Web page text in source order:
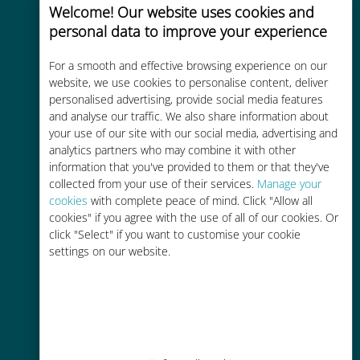
Welcome! Our website uses cookies and
personal data to improve your experience
For a smooth and effective browsing experience on our
website, we use cookies to personalise content, deliver
personalised advertising, provide social media features
and analyse our traffic. We also share information about
your use of our site with our social media, advertising and
analytics partners who may combine it with other
information that you've provided to them or that they've
collected from your use of their services. Manage your
cookies with complete peace of mind. Click "Allow all
cookies" if you agree with the use of all of our cookies. Or
click "Select" if you want to customise your cookie
settings on our website.
Uygun maliyetli
Mevcut operatörünüzle dolaşım
ücretlerinden %90'a kadar daha
ucuz
Kolay doldurma